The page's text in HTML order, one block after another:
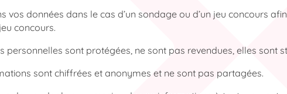
vos données dans le cas d’un sondage ou d’un jeu concours
concours.
personnelles sont protégées, ne sont pas revendues, elles sont
sont chiffrées et anonymes et ne sont pas partagées.